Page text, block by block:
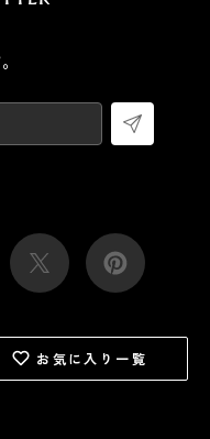
お気に入り一覧